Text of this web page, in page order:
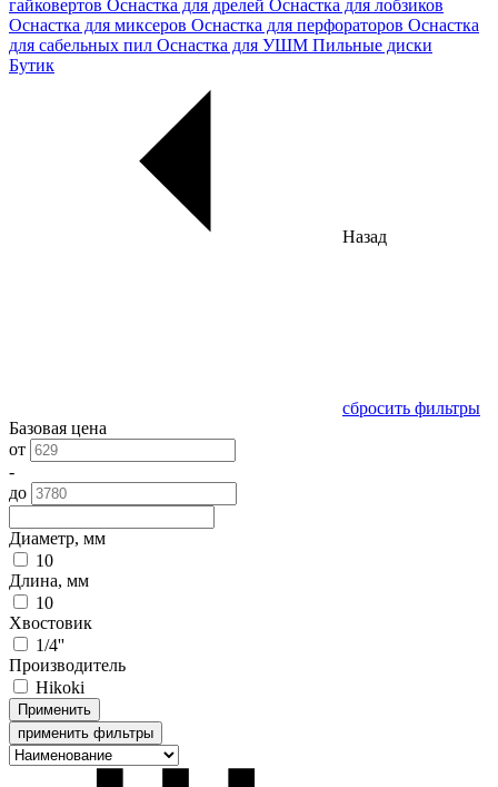
гайковертов Оснастка для дрелей Оснастка для лобзиков
Оснастка для миксеров Оснастка для перфораторов Оснастка
для сабельных пил Оснастка для УШМ Пильные диски
Бутик
Назад
сбросить фильтры
Базовая цена
от
-
до
Диаметр, мм
10
Длина, мм
10
Хвостовик
1/4''
Производитель
Hikoki
применить фильтры